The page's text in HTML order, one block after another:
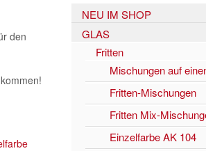
den
NEU IM SHOP
GLAS
Fritten
Mischungen auf
Fritten-Mischungen
Fritten Mix-
Einzelfarbe AK 104